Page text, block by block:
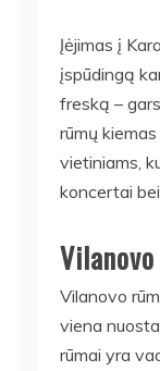
Įėjimas į
įspūdingą
freską –
rūmų
vietiniams,
koncertai
Vilanovo
viena
rūmai yra